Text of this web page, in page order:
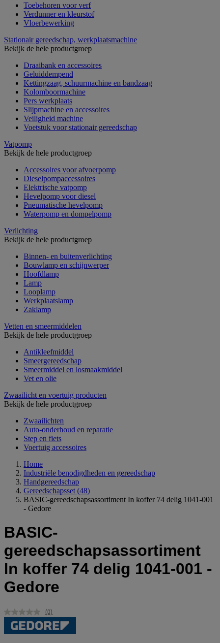
Toebehoren voor verf
Verdunner en kleurstof
Vloerbewerking
Stationair gereedschap, werkplaatsmachine
Bekijk de hele productgroep
Draaibank en accessoires
Geluiddempend
Kettingzaag, schuurmachine en bandzaag
Kolomboormachine
Pers werkplaats
Slijpmachine en accessoires
Veiligheid machine
Voetstuk voor stationair gereedschap
Vatpomp
Bekijk de hele productgroep
Accessoires voor afvoerpomp
Dieselpompaccessoires
Elektrische vatpomp
Hevelpomp voor diesel
Pneumatische hevelpomp
Waterpomp en dompelpomp
Verlichting
Bekijk de hele productgroep
Binnen- en buitenverlichting
Bouwlamp en schijnwerper
Hoofdlamp
Lamp
Looplamp
Werkplaatslamp
Zaklamp
Vetten en smeermiddelen
Bekijk de hele productgroep
Antikleefmiddel
Smeergereedschap
Smeermiddel en losmaakmiddel
Vet en olie
Zwaailicht en voertuig producten
Bekijk de hele productgroep
Zwaailichten
Auto-onderhoud en reparatie
Step en fiets
Voertuig accessoires
Home
Industriële benodigdheden en gereedschap
Handgereedschap
Gereedschapsset (48)
BASIC-gereedschapsassortiment In koffer 74 delig 1041-001
- Gedore
BASIC-
gereedschapsassortiment
In koffer 74 delig 1041-001 -
Gedore
Geen
scorewaarde.
Dezelfde
(0)